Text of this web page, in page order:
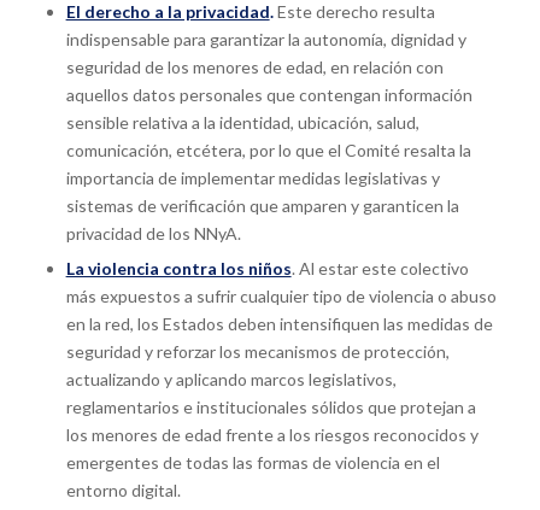
El derecho a la privacidad.Este derecho resulta
indispensable para garantizar la autonomía, dignidad y
seguridad de los menores de edad, en relación con
aquellos datos personales que contengan información
sensible relativa a la identidad, ubicación, salud,
comunicación, etcétera, por lo que el Comité resalta la
importancia de implementar medidas legislativas y
sistemas de verificación que amparen y garanticen la
privacidad de los NNyA.
La violencia contra los niños. Al estar este colectivo
más expuestos a sufrir cualquier tipo de violencia o abuso
en la red, los Estados deben intensifiquen las medidas de
seguridad y reforzar los mecanismos de protección,
actualizando y aplicando marcos legislativos,
reglamentarios e institucionales sólidos que protejan a
los menores de edad frente a los riesgos reconocidos y
emergentes de todas las formas de violencia en el
entorno digital.